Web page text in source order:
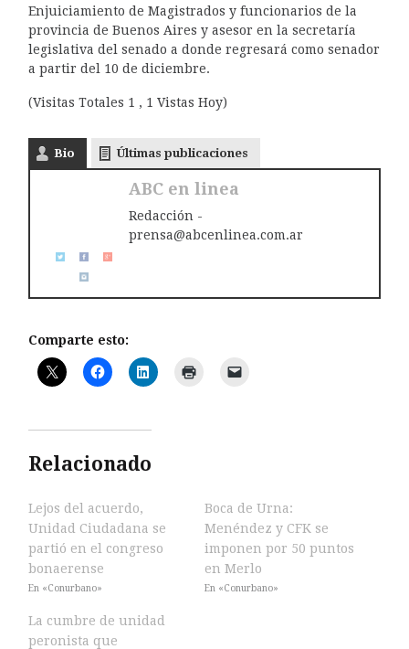
Enjuiciamiento de Magistrados y funcionarios de la
provincia de Buenos Aires y asesor en la secretaría
legislativa del senado a donde regresará como senador
a partir del 10 de diciembre.
(Visitas Totales 1 , 1 Vistas Hoy)
Bio Últimas publicaciones
ABC en linea
Redacción -
prensa@abcenlinea.com.ar
Comparte esto:
Relacionado
Lejos del acuerdo,
Unidad Ciudadana se
partió en el congreso
bonaerense
En «Conurbano»
Boca de Urna:
Menéndez y CFK se
imponen por 50 puntos
en Merlo
En «Conurbano»
La cumbre de unidad
peronista que